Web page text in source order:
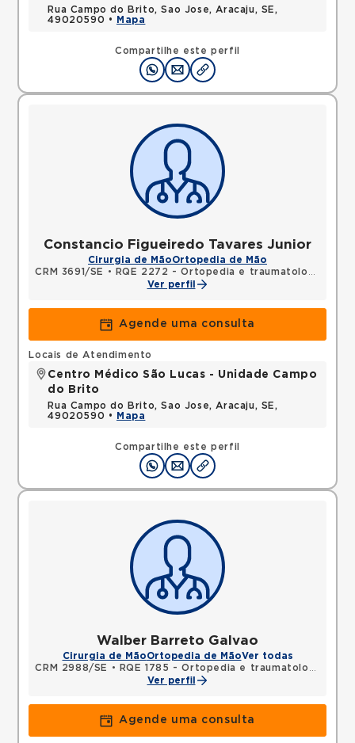
Compartilhe este perfil
Rua Campo do Brito, Sao Jose, Aracaju, SE,
49020590 •
Mapa
Constancio Figueiredo Tavares Junior
Cirurgia de MãoOrtopedia de Mão
CRM 3691/SE
• RQE 2272 - Ortopedia e traumatologia
Ver perfil
Agende uma consulta
Compartilhe este perfil
Locais de Atendimento
Centro Médico São Lucas - Unidade Campo
do Brito
Rua Campo do Brito, Sao Jose, Aracaju, SE,
49020590 •
Mapa
Walber Barreto Galvao
Cirurgia de MãoOrtopedia de MãoVer todas
CRM 2988/SE
• RQE 1785 - Ortopedia e traumatologia
Ver perfil
Agende uma consulta